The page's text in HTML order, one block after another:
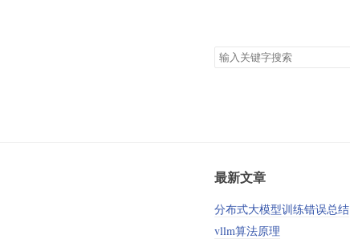
搜
最新文章
分布式大模型训练错误总结
vllm算法原理